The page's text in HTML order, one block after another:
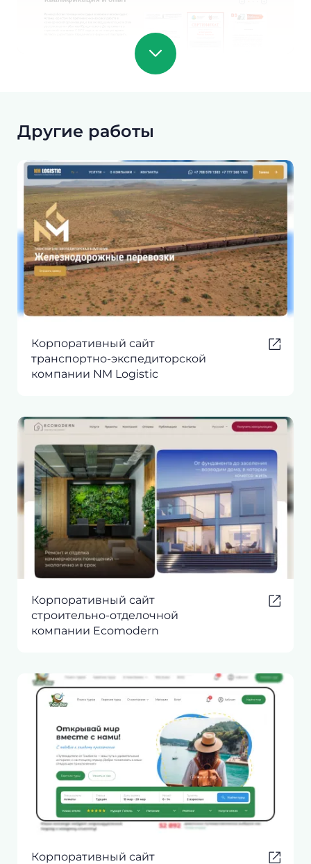
Другие работы
Корпоративный сайт
транспортно-экспедиторской
компании NM Logistic
Корпоративный сайт
строительно-отделочной
компании Ecomodern
Корпоративный сайт